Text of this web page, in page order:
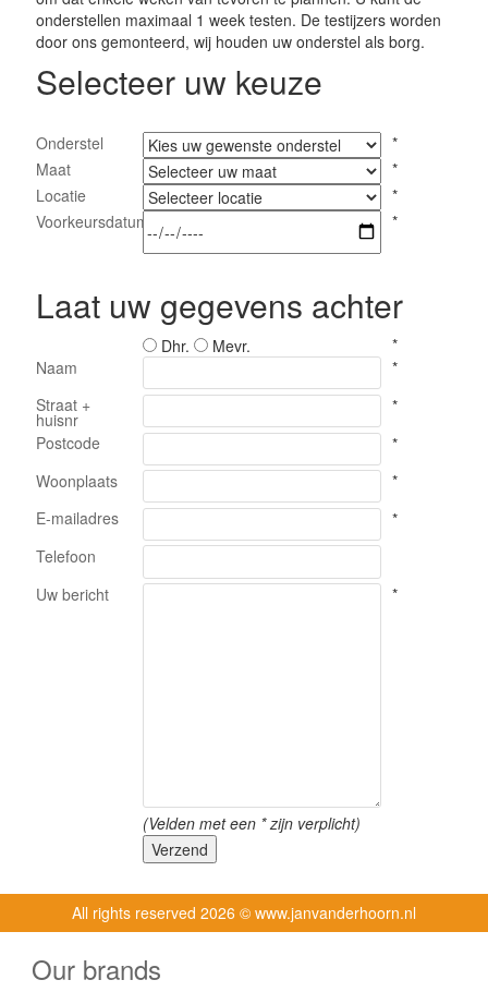
onderstellen maximaal 1 week testen. De testijzers worden
door ons gemonteerd, wij houden uw onderstel als borg.
Selecteer uw keuze
Onderstel
*
Maat
*
Locatie
*
Voorkeursdatum
*
Laat uw gegevens achter
Dhr. Mevr.
*
Naam
*
Straat +
huisnr
*
Postcode
*
Woonplaats
*
E-mailadres
*
Telefoon
Uw bericht
*
(Velden met een *zijn verplicht)
Verzend
All rights reserved 2026 © www.janvanderhoorn.nl
Our brands